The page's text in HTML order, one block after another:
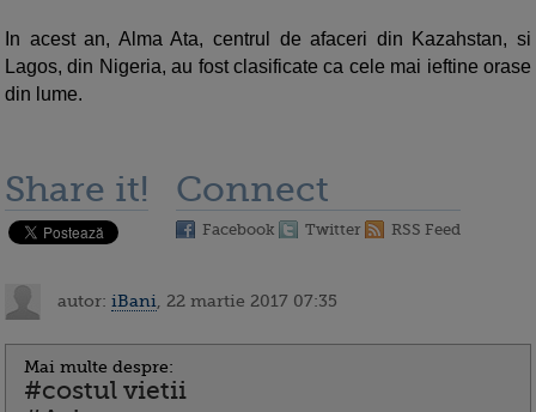
In acest an, Alma Ata, centrul de afaceri din Kazahstan, si
Lagos, din Nigeria, au fost clasificate ca cele mai ieftine orase
din lume.
Share it! Connect
Facebook Twitter RSS Feed
autor: iBani , 22 martie 2017 07:35
Mai multe despre:
#costul vietii